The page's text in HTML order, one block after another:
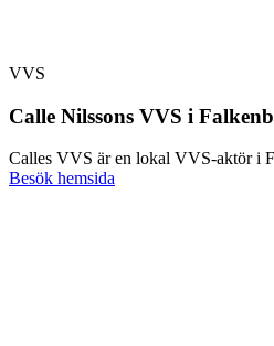
VVS
Calle Nilssons VVS i
Calles VVS är en lokal VVS-aktör i
Besök hemsida